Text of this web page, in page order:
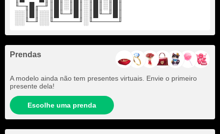
╙─╖█╓─╜║█║░║█║░║█║░║█║
░░║█║░░║█╙─╜█║░║█╙─╜█║
░░╙─╜░░╙─────╜░╙─────╜
Prendas
A modelo ainda não tem presentes virtuais. Envie o primeiro
presente dela!
Escolhe uma prenda